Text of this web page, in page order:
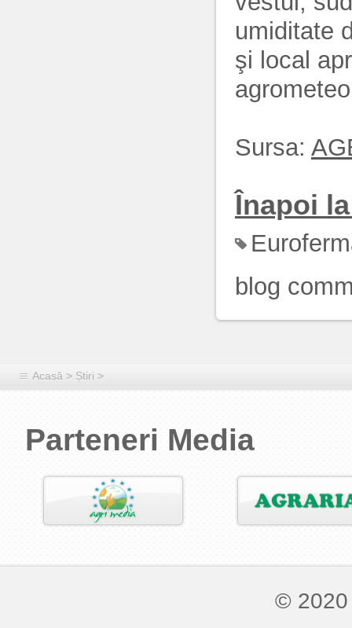
umiditate
şi local
Sursa:
Înapoi
blog
Acasă > Știri >
Parteneri Media
©